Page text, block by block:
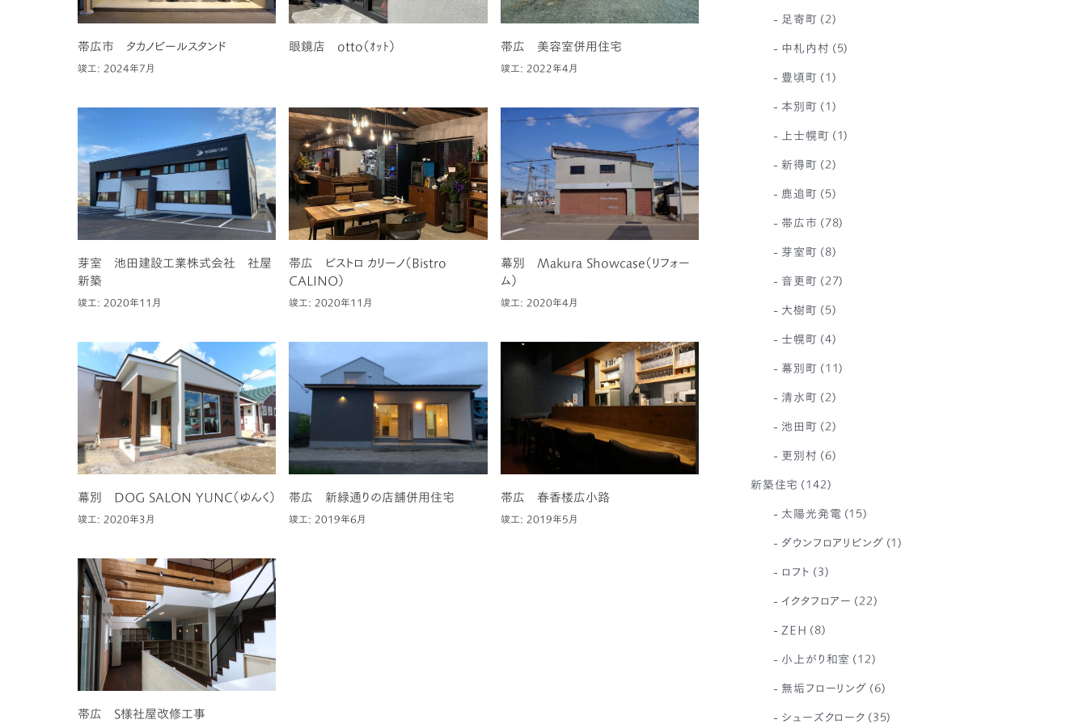
帯広市 タカノビールスタンド
竣工: 2024年7月
眼鏡店 otto（ｵｯﾄ） 帯広 美容室併用住宅
竣工: 2022年4月
芽室 池田建設工業株式会社 社屋
新築
竣工: 2020年11月
帯広 ビストロ カリーノ（Bistro
CALINO）
竣工: 2020年11月
幕別 Makura Showcase（リフォー
ム）
竣工: 2020年4月
幕別 DOG SALON YUNC（ゆんく）
竣工: 2020年3月
帯広 新緑通りの店舗併用住宅
竣工: 2019年6月
帯広 春香楼広小路
竣工: 2019年5月
帯広 S様社屋改修工事
足寄町 (2)
中札内村 (5)
豊頃町 (1)
本別町 (1)
上士幌町 (1)
新得町 (2)
鹿追町 (5)
帯広市 (78)
芽室町 (8)
音更町 (27)
大樹町 (5)
士幌町 (4)
幕別町 (11)
清水町 (2)
池田町 (2)
更別村 (6)
新築住宅 (142)
太陽光発電 (15)
ダウンフロアリビング (1)
ロフト (3)
イクタフロアー (22)
ZEH (8)
小上がり和室 (12)
無垢フローリング (6)
シューズクローク (35)